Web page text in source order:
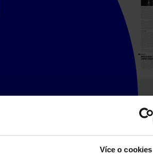
Více o cookies